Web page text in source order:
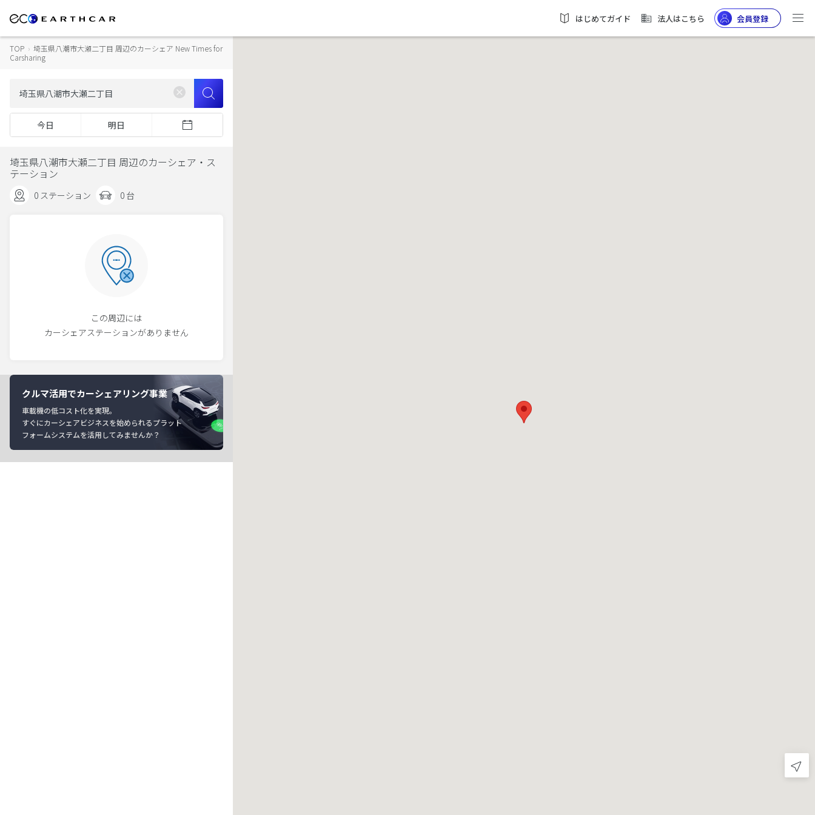
はじめてガイド 法人はこちら 会員登録
TOP › 埼玉県八潮市大瀬二丁目 周辺のカーシェア New Times for
Carsharing
今日 明日
埼玉県八潮市大瀬二丁目 周辺のカーシェア・ス
テーション
0 ステーション 0 台
この周辺には
カーシェアステーションがありません
クルマ活用でカーシェアリング事業
車載機の低コスト化を実現。
すぐにカーシェアビジネスを始められるプラット
フォームシステムを活用してみませんか？